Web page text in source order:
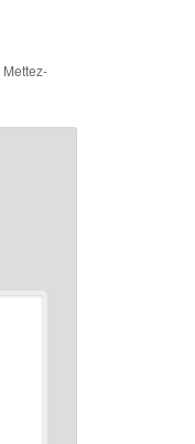
Mettez-